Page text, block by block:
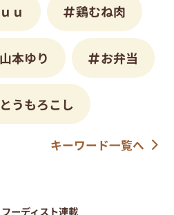
ｕ 鶏むね肉
山本ゆり お弁当
とうもろこし
キーワード一覧へ
フーディスト連載